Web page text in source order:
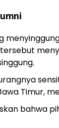
bahwa